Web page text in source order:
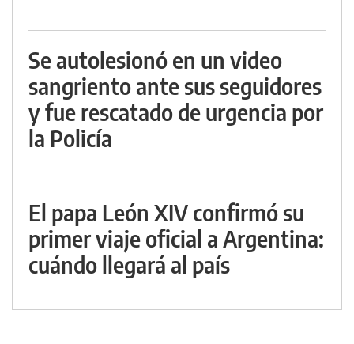
Se autolesionó en un video
sangriento ante sus seguidores
y fue rescatado de urgencia por
la Policía
El papa León XIV confirmó su
primer viaje oficial a Argentina:
cuándo llegará al país